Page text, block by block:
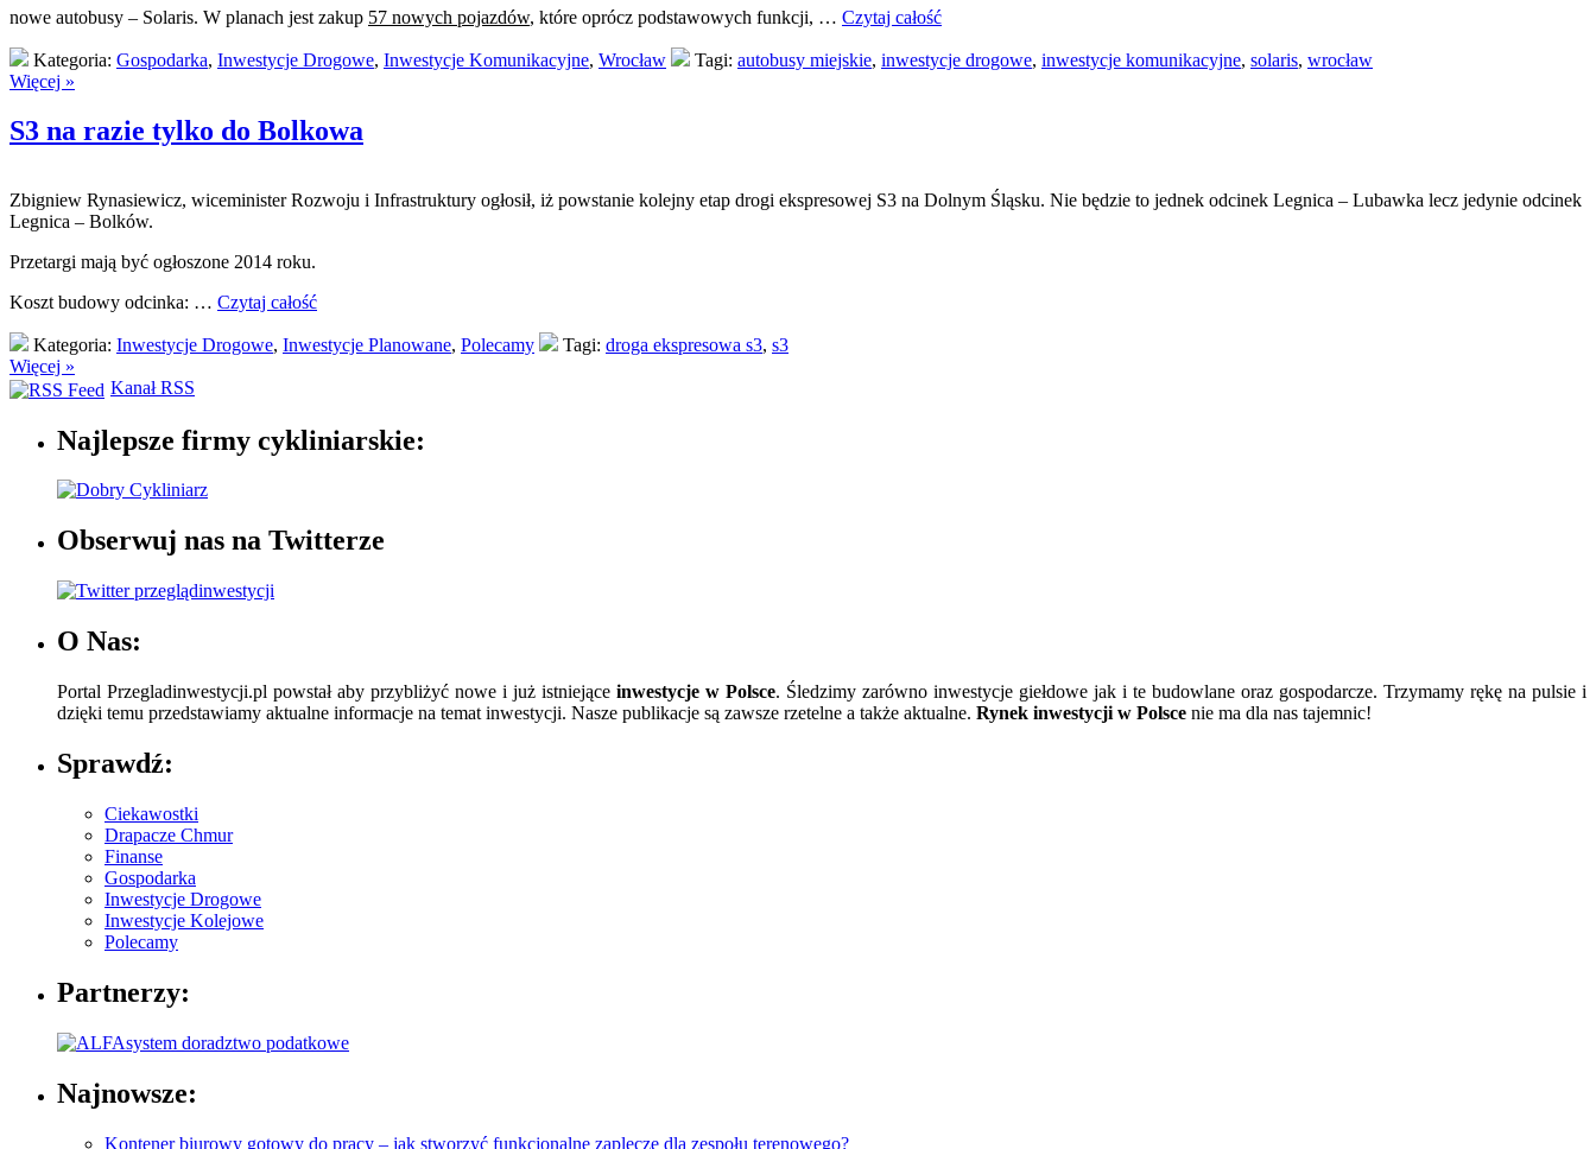
nowe autobusy – Solaris. W planach jest zakup 57 nowych pojazdów, które oprócz podstawowych funkcji, … Czytaj całość
Kategoria: Gospodarka, Inwestycje Drogowe, Inwestycje Komunikacyjne, Wrocław Tagi: autobusy miejskie, inwestycje drogowe, inwestycje komunikacyjne, solaris, wrocław
Więcej »
S3 na razie tylko do Bolkowa
Zbigniew Rynasiewicz, wiceminister Rozwoju i Infrastruktury ogłosił, iż powstanie kolejny etap drogi ekspresowej S3 na Dolnym Śląsku. Nie będzie to jednek odcinek Legnica – Lubawka lecz jedynie odcinek
Legnica – Bolków.
Przetargi mają być ogłoszone 2014 roku.
Koszt budowy odcinka: … Czytaj całość
Kategoria: Inwestycje Drogowe, Inwestycje Planowane, Polecamy Tagi: droga ekspresowa s3, s3
Więcej »
Kanał RSS
Najlepsze firmy cykliniarskie:
Obserwuj nas na Twitterze
O Nas:
Portal Przegladinwestycji.pl powstał aby przybliżyć nowe i już istniejące inwestycje w Polsce. Śledzimy zarówno inwestycje giełdowe jak i te budowlane oraz gospodarcze. Trzymamy rękę na pulsie i
dzięki temu przedstawiamy aktualne informacje na temat inwestycji. Nasze publikacje są zawsze rzetelne a także aktualne. Rynek inwestycji w Polsce nie ma dla nas tajemnic!
Sprawdź:
Ciekawostki
Drapacze Chmur
Finanse
Gospodarka
Inwestycje Drogowe
Inwestycje Kolejowe
Polecamy
Partnerzy:
Najnowsze:
Kontener biurowy gotowy do pracy – jak stworzyć funkcjonalne zaplecze dla zespołu terenowego?